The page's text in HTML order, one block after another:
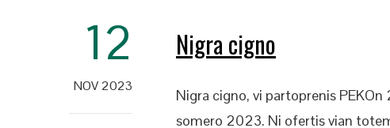
12
NOV 2023
Nigra cigno
Nigra cigno, vi partoprenis
somero 2023. Ni ofertis vian